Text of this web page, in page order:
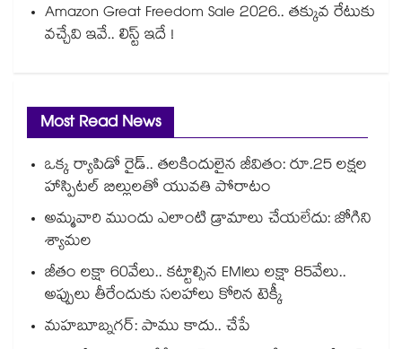
Amazon Great Freedom Sale 2026.. తక్కువ రేటుకు
వచ్చేవి ఇవే.. లిస్ట్ ఇదే !
Most Read News
ఒక్క ర్యాపిడో రైడ్.. తలకిందులైన జీవితం: రూ.25 లక్షల
హాస్పిటల్ బిల్లులతో యువతి పోరాటం
అమ్మవారి ముందు ఎలాంటి డ్రామాలు చేయలేదు: జోగిని
శ్యామల
జీతం లక్షా 60వేలు.. కట్టాల్సిన EMIలు లక్షా 85వేలు..
అప్పులు తీరేందుకు సలహాలు కోరిన టెక్కీ
మహబూబ్నగర్: పాము కాదు.. చేపే